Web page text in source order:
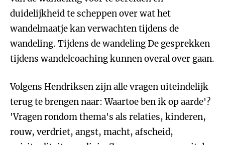
duidelijkheid te scheppen over wat het
wandelmaatje kan verwachten tijdens de
wandeling. Tijdens de wandeling De gesprekken
tijdens wandelcoaching kunnen overal over gaan.
Volgens Hendriksen zijn alle vragen uiteindelijk
terug te brengen naar: Waartoe ben ik op aarde'?
'Vragen rondom thema's als relaties, kinderen,
rouw, verdriet, angst, macht, afscheid,